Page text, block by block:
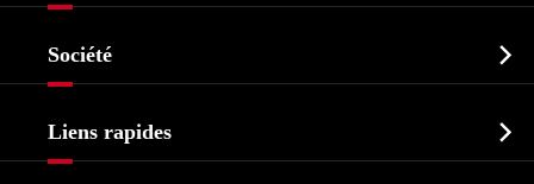
Biochimique
Produits agrochimiques et intermédiaires
Société 
Liens rapides 